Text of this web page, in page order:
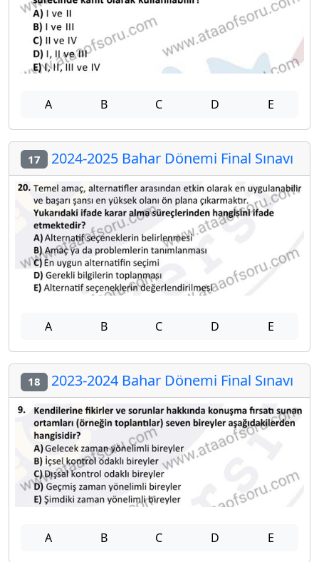
A B C D E
17 2024-2025 Bahar Dönemi Final Sınavı
A B C D E
18 2023-2024 Bahar Dönemi Final Sınavı
A B C D E